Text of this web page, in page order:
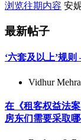
浏览往期内容 安
最新帖子
‘六套及以上’规
Vidhur Mehra
在《租客权益法
房东们需要采取